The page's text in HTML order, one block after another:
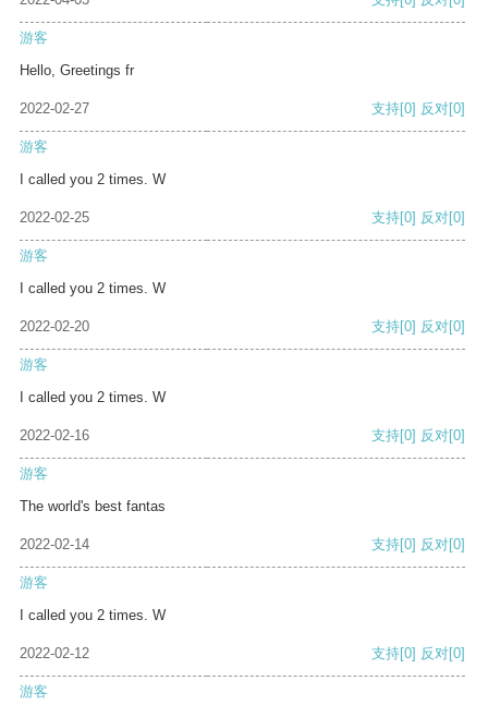
游客
Hello, Greetings fr
2022-02-27 支持[0] 反对[0]
游客
I called you 2 times. W
2022-02-25 支持[0] 反对[0]
游客
I called you 2 times. W
2022-02-20 支持[0] 反对[0]
游客
I called you 2 times. W
2022-02-16 支持[0] 反对[0]
游客
The world's best fantas
2022-02-14 支持[0] 反对[0]
游客
I called you 2 times. W
2022-02-12 支持[0] 反对[0]
游客